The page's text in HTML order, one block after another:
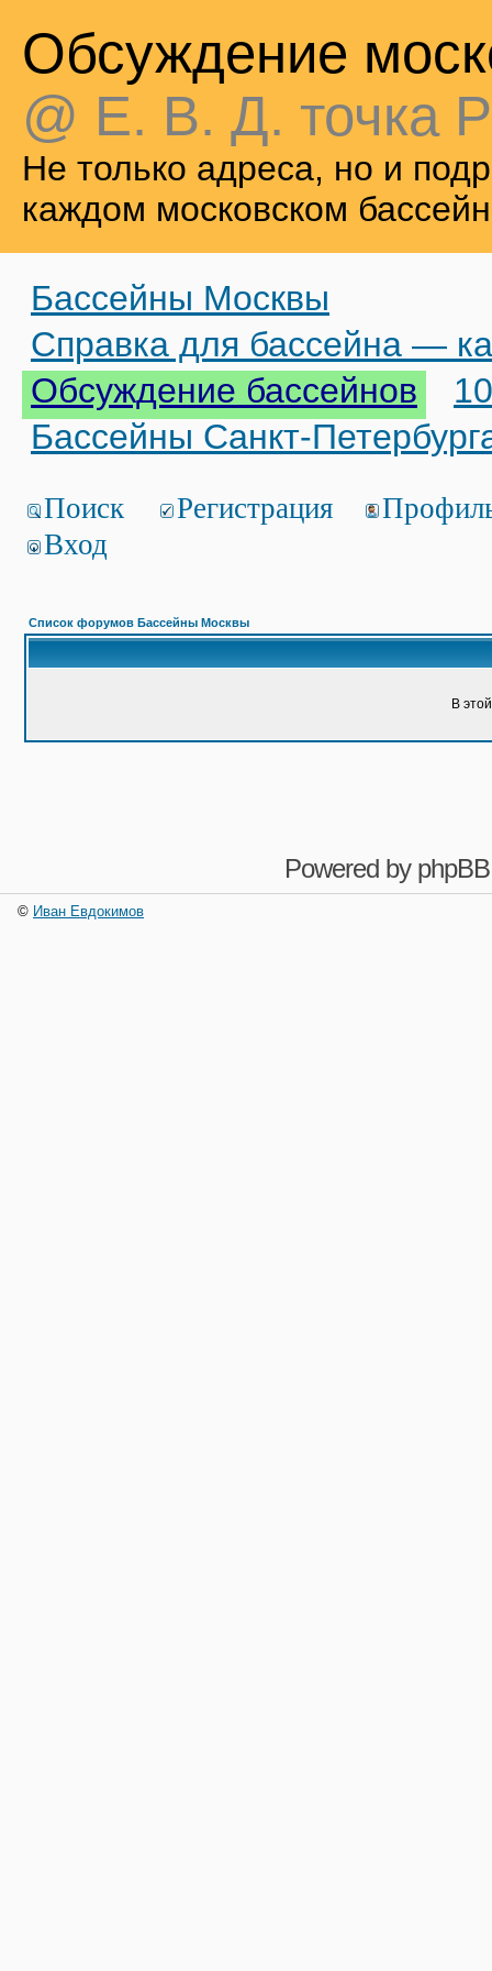
Обсуждение
@ Е. В. Д. точка
Не только адреса, но и
каждом московском
Бассейны Москвы
Справка для бассейна —
Обсуждение бассейнов
Бассейны Санкт-
Поиск Регистрация
Вход
Список форумов Бассейны Москвы
В
Powered by phpBB
© Иван Евдокимов